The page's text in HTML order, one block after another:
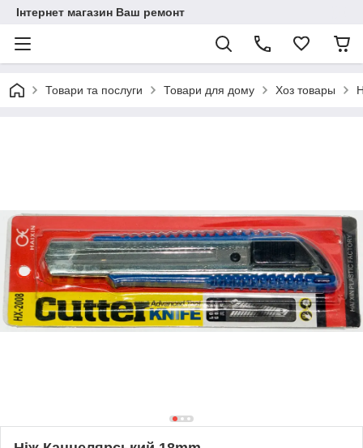
Інтернет магазин Ваш ремонт
Товари та послуги Товари для дому Хоз товары